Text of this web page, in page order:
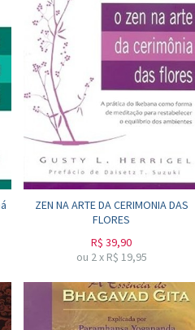
ZEN NA ARTE DA CERIMONIA DAS
FLORES
R$ 39,90
ou 2x R$ 19,95